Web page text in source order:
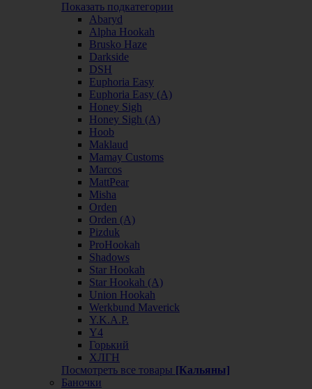
Показать подкатегории
Abaryd
Alpha Hookah
Brusko Haze
Darkside
DSH
Euphoria Easy
Euphoria Easy (А)
Honey Sigh
Honey Sigh (А)
Hoob
Maklaud
Mamay Customs
Marcos
MattPear
Misha
Orden
Orden (А)
Pizduk
ProHookah
Shadows
Star Hookah
Star Hookah (А)
Union Hookah
Werkbund Maverick
Y.K.A.P.
Y4
Горький
ХЛГН
Посмотреть все товары [Кальяны]
Баночки